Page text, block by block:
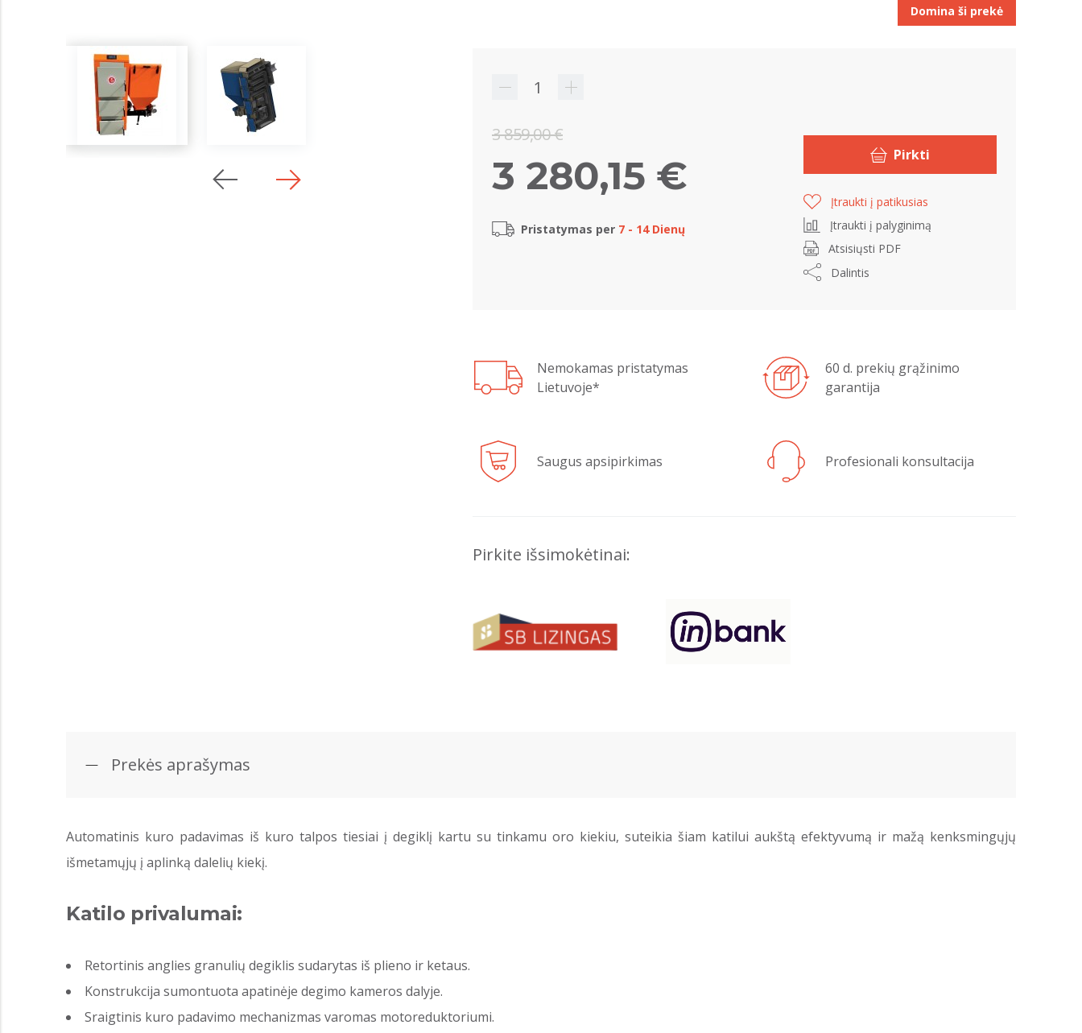
3 859,00 €
3 280,15 €
Pristatymas per 7 - 14 Dienų
Pirkti
Įtraukti į patikusias
Įtraukti į palyginimą
Atsisiųsti PDF
Dalintis
Nemokamas pristatymas
Lietuvoje*
60 d. prekių grąžinimo
garantija
Saugus apsipirkimas Profesionali konsultacija
Pirkite išsimokėtinai:
Domina ši prekė
Prekės aprašymas
Automatinis kuro padavimas iš kuro talpos tiesiai į degiklį kartu su tinkamu oro kiekiu, suteikia šiam katilui aukštą efektyvumą ir mažą kenksmingųjų
išmetamųjų į aplinką dalelių kiekį.
Katilo privalumai:
Retortinis anglies granulių degiklis sudarytas iš plieno ir ketaus.
Konstrukcija sumontuota apatinėje degimo kameros dalyje.
Sraigtinis kuro padavimo mechanizmas varomas motoreduktoriumi.